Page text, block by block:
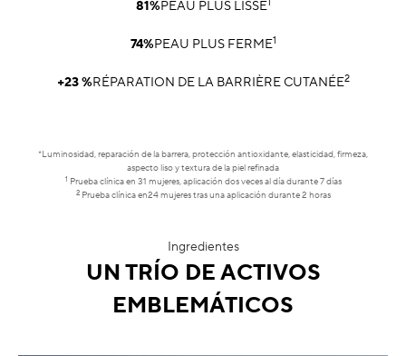
81%PEAU PLUS LISSE1
74%PEAU PLUS FERME1
+23 %RÉPARATION DE LA BARRIÈRE CUTANÉE2
*Luminosidad, reparación de la barrera, protección antioxidante, elasticidad, firmeza,
aspecto liso y textura de la piel refinada
1 Prueba clínica en 31 mujeres, aplicación dos veces al día durante 7 días
2Prueba clínica en24 mujeres tras una aplicación durante 2 horas
Ingredientes
UN TRÍO DE ACTIVOS
EMBLEMÁTICOS